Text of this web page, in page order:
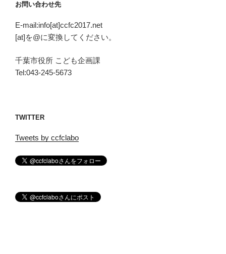
お問い合わせ先
E-mail:info[at]ccfc2017.net
[at]を@に変換してください。
千葉市役所 こども企画課
Tel:043-245-5673
TWITTER
Tweets by ccfclabo